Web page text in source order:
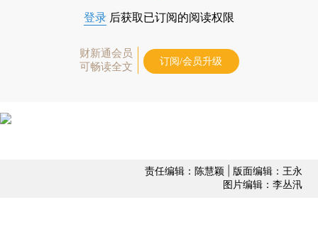
登录 后获取已订阅的阅读权限
财新通会员
可畅读全文
订阅/会员升级
责任编辑：陈慧颖 | 版面编辑：王永
图片编辑：李丛汛